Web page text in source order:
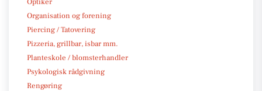
Organisation og forening
Piercing / Tatovering
Pizzeria, grillbar, isbar mm.
Planteskole / blomsterhandler
Psykologisk rådgivning
Rengøring